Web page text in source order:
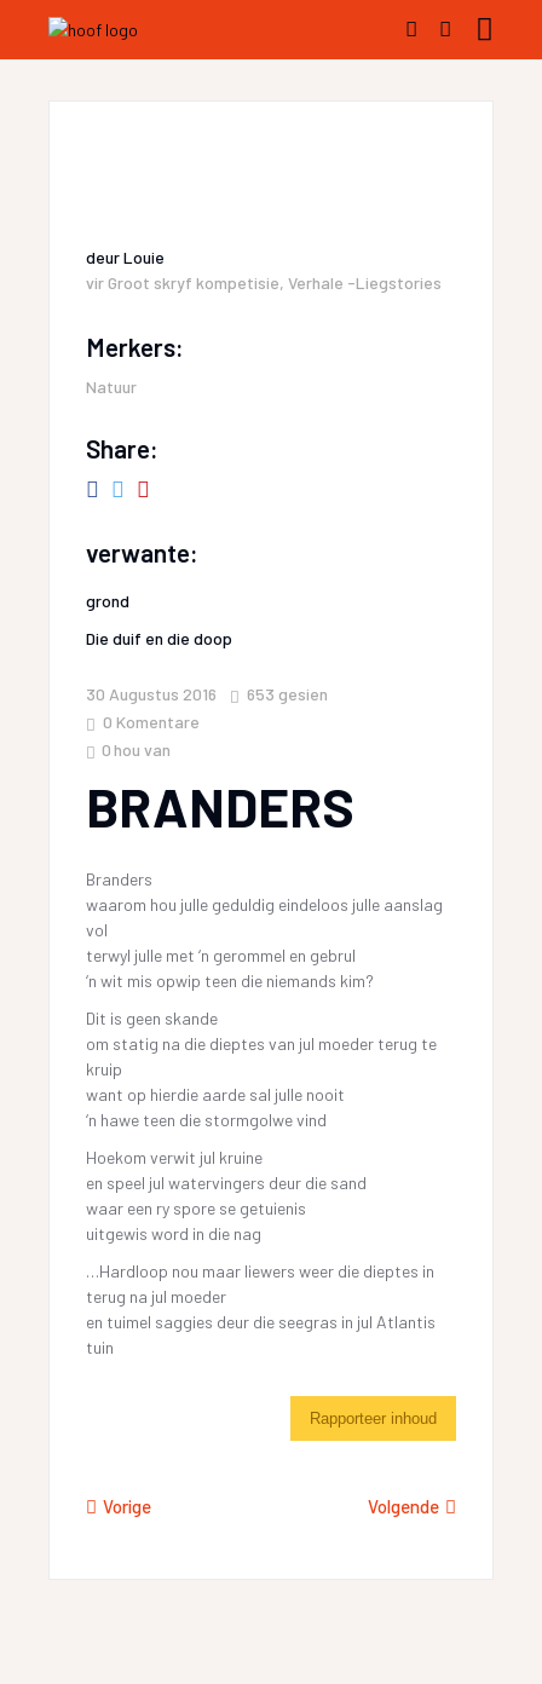
deurLouie
vir Groot skryf kompetisie,Verhale -Liegstories
Merkers:
Natuur
Share:
verwante:
grond
Die duif en die doop
30 Augustus 2016 653 gesien
0 Komentare
0 hou van
BRANDERS
Branders
waarom hou julle geduldig eindeloos julle aanslag
vol
terwyl julle met ‘n gerommel en gebrul
‘n wit mis opwip teen die niemands kim?
Dit is geen skande
om statig na die dieptes van jul moeder terug te
kruip
want op hierdie aarde sal julle nooit
‘n hawe teen die stormgolwe vind
Hoekom verwit jul kruine
en speel jul watervingers deur die sand
waar een ry spore se getuienis
uitgewis word in die nag
…Hardloop nou maar liewers weer die dieptes in
terug na jul moeder
en tuimel saggies deur die seegras in jul Atlantis
tuin
Rapporteer inhoud
Vorige Volgende